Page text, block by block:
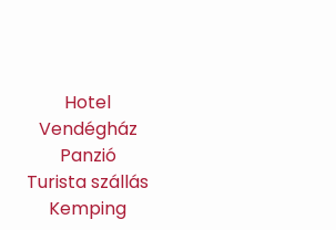
Hotel
Vendégház
Panzió
Turista szállás
Kemping